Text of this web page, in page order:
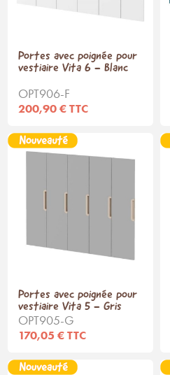
Portes avec poignée pour
vestiaire Vita 6 - Blanc
OPT906-F
200,90 € TTC
Portes avec poignée pour
vestiaire Vita 5 - Gris
OPT905-G
170,05 € TTC